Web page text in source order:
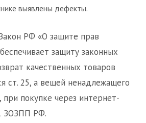
выявлены дефекты.
РФ «О защите прав
защиту законных
качественных товаров
ст. 25, а вещей ненадлежащего
при покупке через интернет-
ЗОЗПП РФ.